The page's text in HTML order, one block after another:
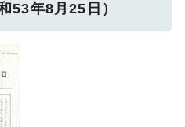
53年8月25日）